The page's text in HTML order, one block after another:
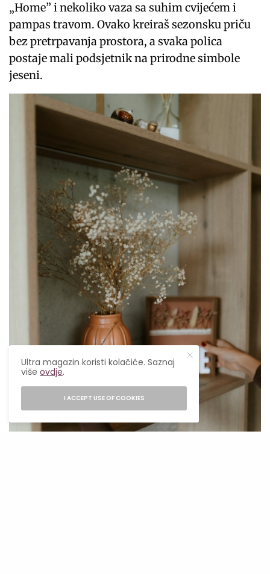
„Home” i nekoliko vaza sa suhim cvijećem i
pampas travom. Ovako kreiraš sezonsku priču
bez pretrpavanja prostora, a svaka polica
postaje mali podsjetnik na prirodne simbole
jeseni.
Ultra magazin koristi kolačiće. Saznaj
višeovdje.
I ACCEPT USE OF COOKIES